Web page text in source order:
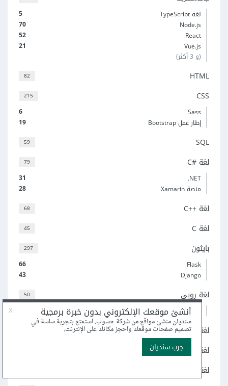
5
لغة TypeScript
70
Node.js
52
React
21
Vue.js
(و 3 أكثر)
82 HTML
215 CSS
6
Sass
19
إطار عمل Bootstrap
59 SQL
79 لغة C#‎
31
‎.NET
28
منصة Xamarin
68 لغة C++‎
45 لغة C
297 بايثون
66
Flask
43
Django
50 لغة روبي
إطار العمل Ruby on Rails
لغة Go
لغة جافا
لغة Kotlin